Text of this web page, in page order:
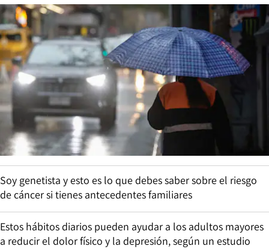
Soy genetista y esto es lo que debes saber sobre el riesgo
de cáncer si tienes antecedentes familiares
Estos hábitos diarios pueden ayudar a los adultos mayores
a reducir el dolor físico y la depresión, según un estudio